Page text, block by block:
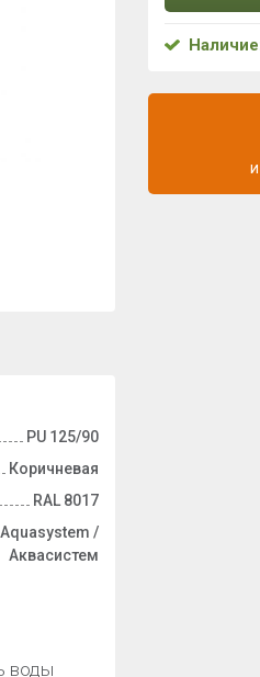
PU 125/90
Коричневая
RAL 8017
Aquasystem /
Аквасистем
воды